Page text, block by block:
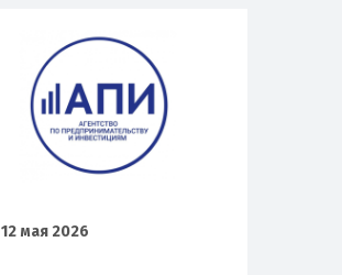
12 мая 2026